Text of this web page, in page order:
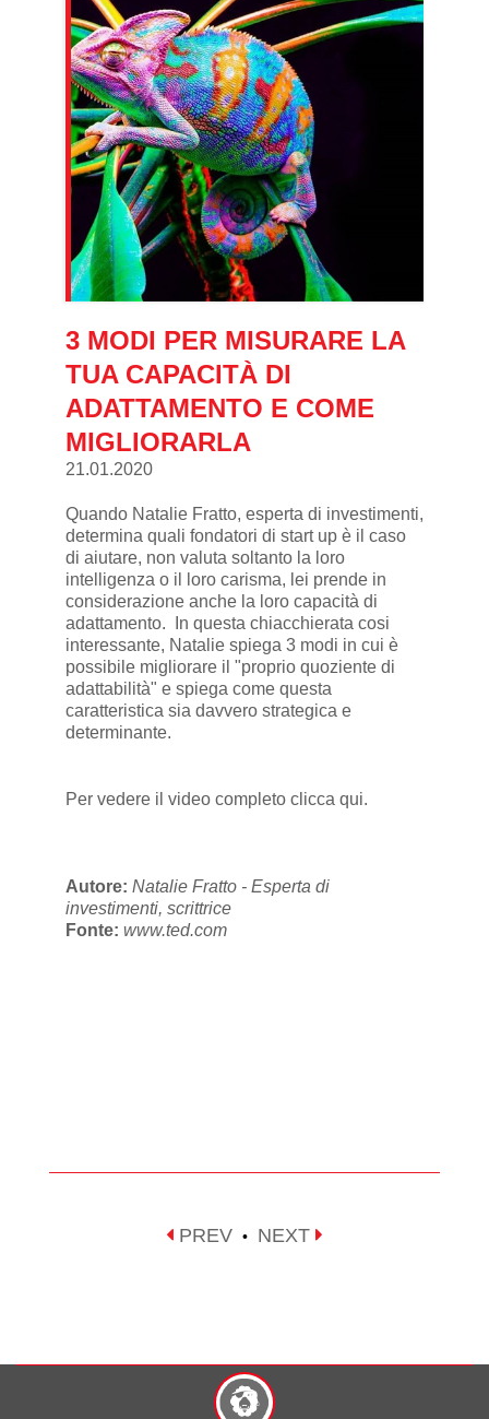
3 MODI PER MISURARE LA
TUA CAPACITÀ DI
ADATTAMENTO E COME
MIGLIORARLA
21.01.2020
Quando Natalie Fratto, esperta di investimenti,
determina quali fondatori di start up è il caso
di aiutare, non valuta soltanto la loro
intelligenza o il loro carisma, lei prende in
considerazione anche la loro capacità di
adattamento. In questa chiacchierata cosi
interessante, Natalie spiega 3 modi in cui è
possibile migliorare il "proprio quoziente di
adattabilità" e spiega come questa
caratteristica sia davvero strategica e
determinante.
Per vedere il video completo clicca qui.
Autore: Natalie Fratto - Esperta di
investimenti, scrittrice
Fonte: www.ted.com
PREV • NEXT